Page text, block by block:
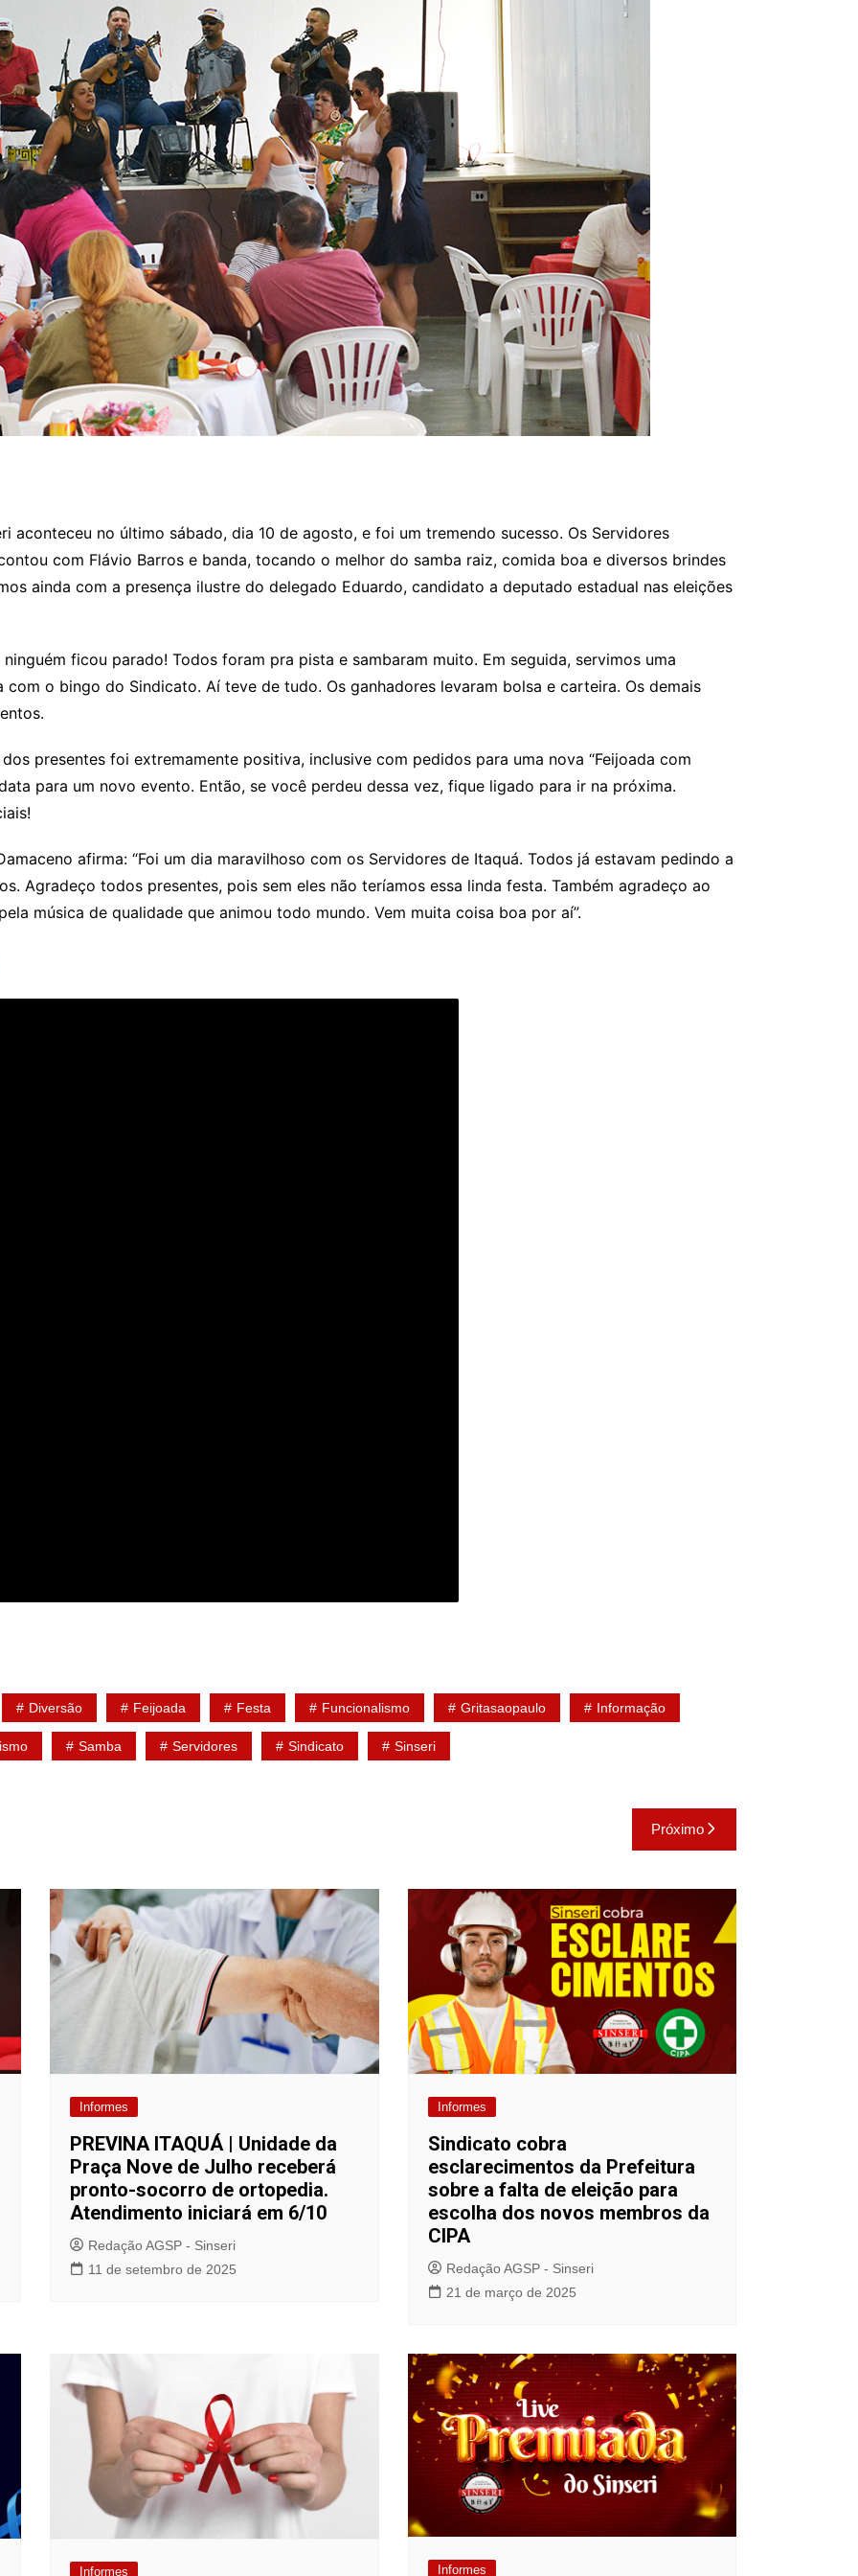
Idiomas
Max Doutor
Mogidonto
Plena Odonto
Plantão Card
Psicólogo
Studio Jet Silva
Sindicatos Online
aconteceu no último sábado, dia 10 de agosto, e foi um tremendo sucesso. Os Servidores
com Flávio Barros e banda, tocando o melhor do samba raiz, comida boa e diversos brindes
ainda com a presença ilustre do delegado Eduardo, candidato a deputado estadual nas eleições
ficou parado! Todos foram pra pista e sambaram muito. Em seguida, servimos uma
o bingo do Sindicato. Aí teve de tudo. Os ganhadores levaram bolsa e carteira. Os demais
presentes foi extremamente positiva, inclusive com pedidos para uma nova “Feijoada com
para um novo evento. Então, se você perdeu dessa vez, fique ligado para ir na próxima.
afirma: “Foi um dia maravilhoso com os Servidores de Itaquá. Todos já estavam pedindo a
Agradeço todos presentes, pois sem eles não teríamos essa linda festa. Também agradeço ao
música de qualidade que animou todo mundo. Vem muita coisa boa por aí”.
Diversão Feijoada Festa Funcionalismo Gritasaopaulo Informação
Samba Servidores Sindicato Sinseri
Próximo
Informes
PREVINA ITAQUÁ | Unidade da
Praça Nove de Julho receberá
pronto-socorro de ortopedia.
Atendimento iniciará em 6/10
Redação AGSP - Sinseri
11 de setembro de 2025
Informes
Sindicato cobra
esclarecimentos da Prefeitura
sobre a falta de eleição para
escolha dos novos membros da
CIPA
Redação AGSP - Sinseri
21 de março de 2025
Informes Informes